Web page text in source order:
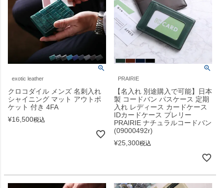
exotic leather
クロコダイル メンズ 名刺入れ
シャイニング マット アウトポ
ケット 付き 4FA
¥16,500税込
PRAIRIE
【名入れ 別途購入で可能】日本
製 コードバン パスケース 定期
入れ レディース カードケース
IDカードケース プレリー
PRAIRIE ナチュラルコードバン
(09000492r)
¥25,300税込